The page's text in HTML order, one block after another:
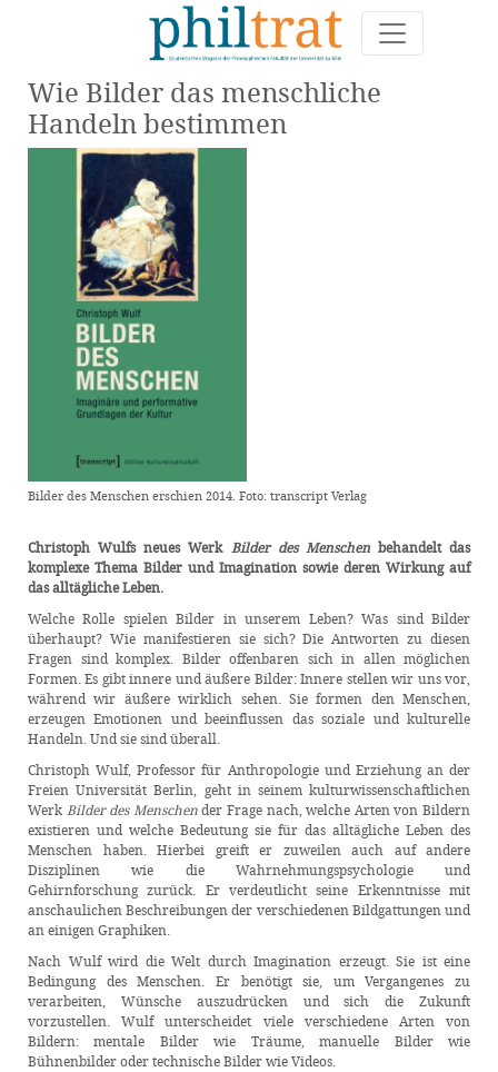
Wie Bilder das menschliche
Handeln bestimmen
Bilder des Menschen erschien 2014. Foto: transcript Verlag
Christoph Wulfs neues Werk Bilder des Menschenbehandelt das
komplexe Thema Bilder und Imagination sowie deren Wirkung auf
das alltägliche Leben.
Welche Rolle spielen Bilder in unserem Leben? Was sind Bilder
überhaupt? Wie manifestieren sie sich? Die Antworten zu diesen
Fragen sind komplex. Bilder offenbaren sich in allen möglichen
Formen. Es gibt innere und äußere Bilder: Innere stellen wir uns vor,
während wir äußere wirklich sehen. Sie formen den Menschen,
erzeugen Emotionen und beeinflussen das soziale und kulturelle
Handeln. Und sie sind überall.
Christoph Wulf, Professor für Anthropologie und Erziehung an der
Freien Universität Berlin, geht in seinem kulturwissenschaftlichen
Werk Bilder des Menschender Frage nach, welche Arten von Bildern
existieren und welche Bedeutung sie für das alltägliche Leben des
Menschen haben. Hierbei greift er zuweilen auch auf andere
Disziplinen wie die Wahrnehmungspsychologie und
Gehirnforschung zurück. Er verdeutlicht seine Erkenntnisse mit
anschaulichen Beschreibungen der verschiedenen Bildgattungen und
an einigen Graphiken.
Nach Wulf wird die Welt durch Imagination erzeugt. Sie ist eine
Bedingung des Menschen. Er benötigt sie, um Vergangenes zu
verarbeiten, Wünsche auszudrücken und sich die Zukunft
vorzustellen. Wulf unterscheidet viele verschiedene Arten von
Bildern: mentale Bilder wie Träume, manuelle Bilder wie
Bühnenbilder oder technische Bilder wie Videos.